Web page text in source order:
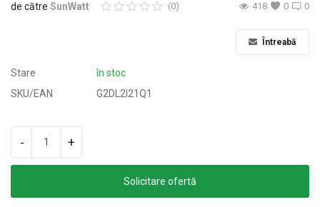
Locație
de către SunWatt 0
(0) 0
418
Întreabă
Stare
în stoc
SKU/EAN
G2DL2I21Q1
- +
Solicitare ofertă